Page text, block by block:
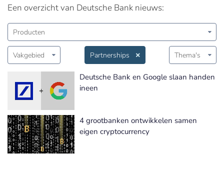
Een overzicht van Deutsche Bank nieuws:
Producten
Vakgebied Partnerships Thema's
Deutsche Bank en Google slaan handen
ineen
4 grootbanken ontwikkelen samen
eigen cryptocurrency